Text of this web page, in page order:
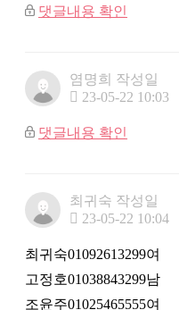
댓글내용 확인
염명희 작성일
23-05-22 10:03
댓글내용 확인
최귀숙 작성일
23-05-22 10:04
최귀숙01092613299여
고정호01038843299남
조윤주01025465555여